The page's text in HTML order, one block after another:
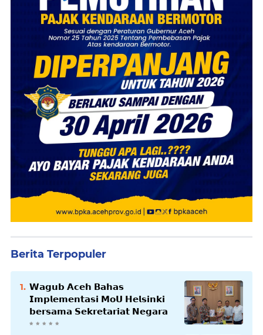
Berita Terpopuler
𝗪𝗮𝗴𝘂𝗯 𝗔𝗰𝗲𝗵 𝗕𝗮𝗵𝗮𝘀
𝗜𝗺𝗽𝗹𝗲𝗺𝗲𝗻𝘁𝗮𝘀𝗶 𝗠𝗼𝗨 𝗛𝗲𝗹𝘀𝗶𝗻𝗸𝗶
𝗯𝗲𝗿𝘀𝗮𝗺𝗮 𝗦𝗲𝗸𝗿𝗲𝘁𝗮𝗿𝗶𝗮𝘁 𝗡𝗲𝗴𝗮𝗿𝗮